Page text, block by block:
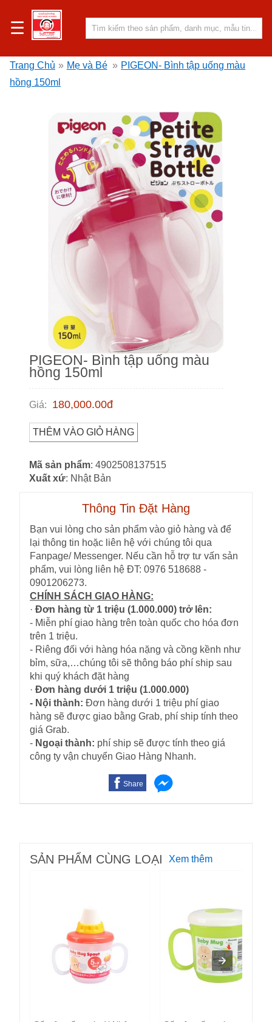
☰
Trang Chủ » Mẹ và Bé » PIGEON- Bình tập uống màu
hồng 150ml
PIGEON- Bình tập uống màu
hồng 150ml
Giá: 180,000.00đ
THÊM VÀO GIỎ HÀNG
Mã sản phẩm: 4902508137515
Xuất xứ: Nhật Bản
Thông Tin Đặt Hàng
Bạn vui lòng cho sản phẩm vào giỏ hàng và để
lại thông tin hoặc liên hệ với chúng tôi qua
Fanpage/ Messenger. Nếu cần hỗ trợ tư vấn sản
phẩm, vui lòng liên hệ ĐT: 0976 518688 -
0901206273.
CHÍNH SÁCH GIAO HÀNG:
· Đơn hàng từ 1 triệu (1.000.000) trở lên:
- Miễn phí giao hàng trên toàn quốc cho hóa đơn
trên 1 triệu.
- Riêng đối với hàng hóa nặng và cồng kềnh như
bỉm, sữa,…chúng tôi sẽ thông báo phí ship sau
khi quý khách đặt hàng
· Đơn hàng dưới 1 triệu (1.000.000)
- Nội thành: Đơn hàng dưới 1 triệu phí giao
hàng sẽ được giao bằng Grab, phí ship tính theo
giá Grab.
- Ngoại thành: phí ship sẽ được tính theo giá
công ty vận chuyển Giao Hàng Nhanh.
Share
SẢN PHẨM CÙNG LOẠI Xem thêm